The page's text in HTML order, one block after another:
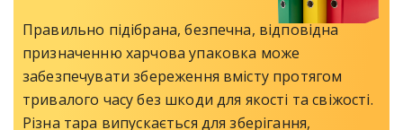
Правильно підібрана, безпечна, відповідна
призначенню харчова упаковка може
забезпечувати збереження вмісту протягом
тривалого часу без шкоди для якості та свіжості.
Різна тара випускається для зберігання,